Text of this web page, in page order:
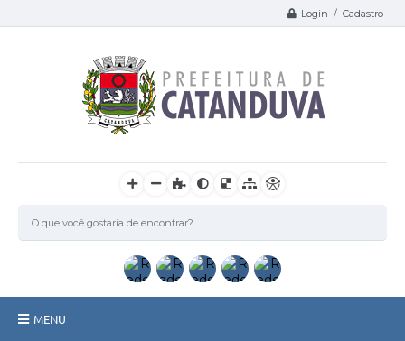
Login / Cadastro
MENU